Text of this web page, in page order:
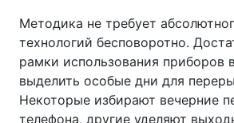
Методика не требует
технологий бесповоротно.
рамки использования приборов
выделить особые дни для
Некоторые избирают вечерние
телефона, другие уделяют